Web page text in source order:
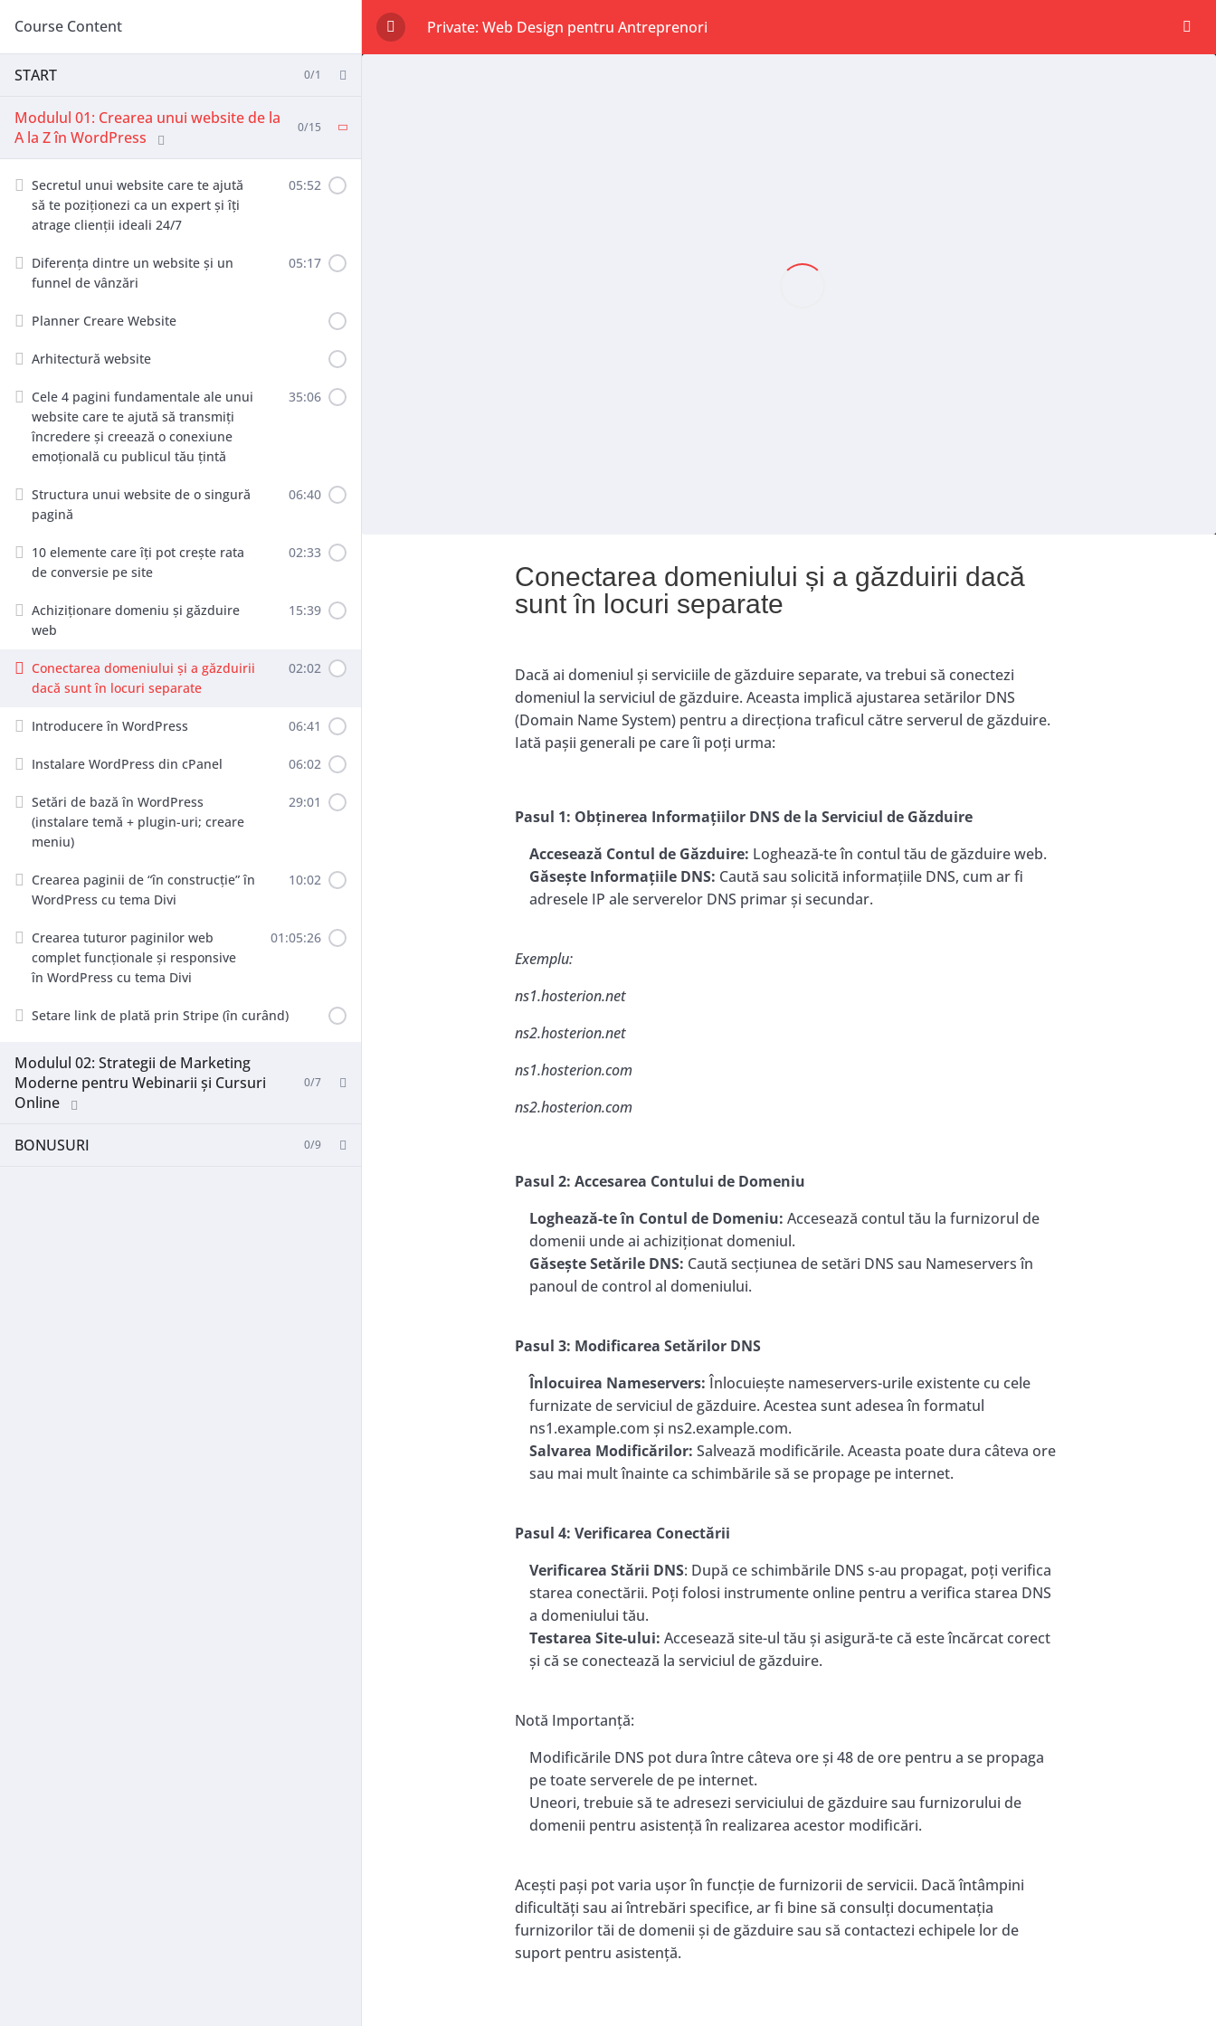
Course Content
START 0/1
Modulul 01: Crearea unui website de la
A la Z în WordPress
0/15
Secretul unui website care te ajută
să te poziționezi ca un expert și îți
atrage clienții ideali 24/7
05:52
Diferența dintre un website și un
funnel de vânzări
05:17
Planner Creare Website
Arhitectură website
Cele 4 pagini fundamentale ale unui
website care te ajută să transmiți
încredere și creează o conexiune
emoțională cu publicul tău țintă
35:06
Structura unui website de o singură
pagină
06:40
10 elemente care îți pot crește rata
de conversie pe site
02:33
Achiziționare domeniu și găzduire
web
15:39
Conectarea domeniului și a găzduirii
dacă sunt în locuri separate
02:02
Introducere în WordPress 06:41
Instalare WordPress din cPanel 06:02
Setări de bază în WordPress
(instalare temă + plugin-uri; creare
meniu)
29:01
Crearea paginii de “în construcție” în
WordPress cu tema Divi
10:02
Crearea tuturor paginilor web
complet funcționale și responsive
în WordPress cu tema Divi
01:05:26
Setare link de plată prin Stripe (în curând)
Modulul 02: Strategii de Marketing
Moderne pentru Webinarii și Cursuri
Online
0/7
BONUSURI 0/9
Private: Web Design pentru Antreprenori
Conectarea domeniului și a găzduirii dacă
sunt în locuri separate
Dacă ai domeniul și serviciile de găzduire separate, va trebui să conectezi
domeniul la serviciul de găzduire. Aceasta implică ajustarea setărilor DNS
(Domain Name System) pentru a direcționa traficul către serverul de găzduire.
Iată pașii generali pe care îi poți urma:
Pasul 1: Obținerea Informațiilor DNS de la Serviciul de Găzduire
Accesează Contul de Găzduire: Loghează-te în contul tău de găzduire web.
Găsește Informațiile DNS: Caută sau solicită informațiile DNS, cum ar fi
adresele IP ale serverelor DNS primar și secundar.
Exemplu:
ns1.hosterion.net
ns2.hosterion.net
ns1.hosterion.com
ns2.hosterion.com
Pasul 2: Accesarea Contului de Domeniu
Loghează-te în Contul de Domeniu:Accesează contul tău la furnizorul de
domenii unde ai achiziționat domeniul.
Găsește Setările DNS: Caută secțiunea de setări DNS sau Nameservers în
panoul de control al domeniului.
Pasul 3: Modificarea Setărilor DNS
Înlocuirea Nameservers:Înlocuiește nameservers-urile existente cu cele
furnizate de serviciul de găzduire. Acestea sunt adesea în formatul
ns1.example.com și ns2.example.com.
Salvarea Modificărilor: Salvează modificările. Aceasta poate dura câteva ore
sau mai mult înainte ca schimbările să se propage pe internet.
Pasul 4: Verificarea Conectării
Verificarea Stării DNS: După ce schimbările DNS s-au propagat, poți verifica
starea conectării. Poți folosi instrumente online pentru a verifica starea DNS
a domeniului tău.
Testarea Site-ului: Accesează site-ul tău și asigură-te că este încărcat corect
și că se conectează la serviciul de găzduire.
Notă Importanță:
Modificările DNS pot dura între câteva ore și 48 de ore pentru a se propaga
pe toate serverele de pe internet.
Uneori, trebuie să te adresezi serviciului de găzduire sau furnizorului de
domenii pentru asistență în realizarea acestor modificări.
Acești pași pot varia ușor în funcție de furnizorii de servicii. Dacă întâmpini
dificultăți sau ai întrebări specifice, ar fi bine să consulți documentația
furnizorilor tăi de domenii și de găzduire sau să contactezi echipele lor de
suport pentru asistență.